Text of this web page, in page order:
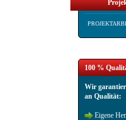
100 %
Wir
an Qualität:
Eigene